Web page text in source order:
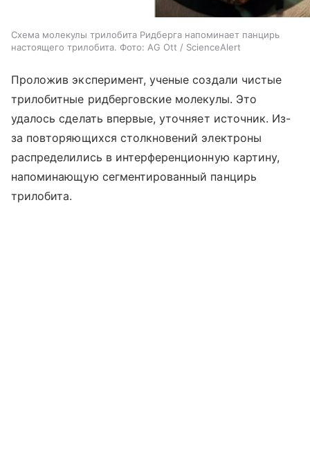
Схема молекулы трилобита Ридберга напоминает панцирь
настоящего трилобита. Фото: AG Ott / ScienceAlert
Проложив эксперимент, ученые создали чистые
трилобитные ридберговские молекулы. Это
удалось сделать впервые, уточняет источник. Из-
за повторяющихся столкновений электроны
распределились в интерференционную картину,
напоминающую сегментированный панцирь
трилобита.